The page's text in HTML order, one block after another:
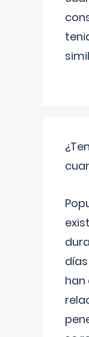
han